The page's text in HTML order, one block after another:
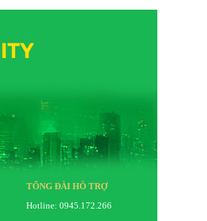
TỔNG ĐÀI HỖ TRỢ
Hotline: 0945.172.266